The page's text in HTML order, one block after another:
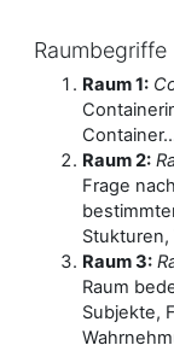
Raumbegriffe
Raum 1:
Raum 2:
Frage
Stukturen,
Raum 3:
Raum
Subjekte,